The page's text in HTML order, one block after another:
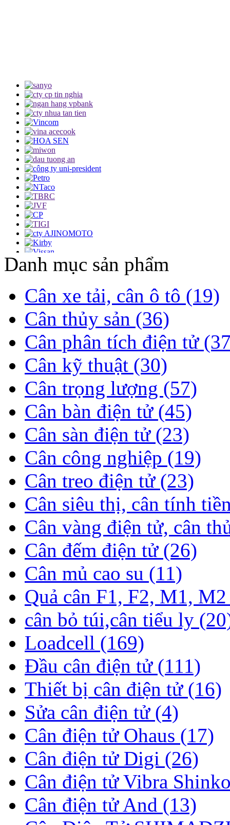
Danh mục sản phẩm
Cân xe tải, cân ô tô (19)
Cân thủy sản (36)
Cân phân tích điện tử
Cân kỹ thuật (30)
Cân trọng lượng (57)
Cân bàn điện tử (45)
Cân sàn điện tử (23)
Cân công nghiệp (19)
Cân treo điện tử (23)
Cân siêu thị, cân tính
Cân vàng điện tử, cân
Cân đếm điện tử (26)
Cân mủ cao su (11)
Quả cân F1, F2, M1,
cân bỏ túi,cân tiểu ly
Loadcell (169)
Đầu cân điện tử (111)
Thiết bị cân điện tử (16)
Sửa cân điện tử (4)
Cân điện tử Ohaus (17)
Cân điện tử Digi (26)
Cân điện tử Vibra
Cân điện tử And (13)